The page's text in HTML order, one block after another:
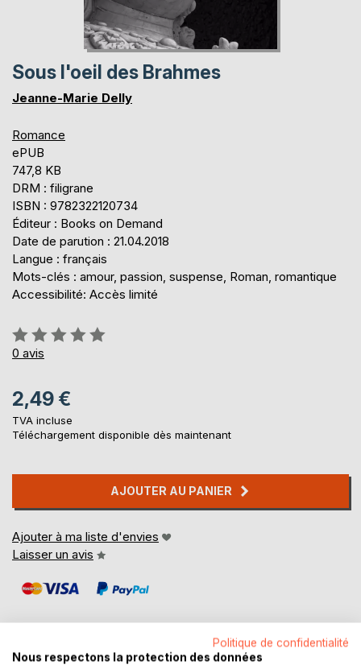
Sous l'oeil des Brahmes
Jeanne-Marie Delly
Romance
ePUB
747,8 KB
DRM : filigrane
ISBN : 9782322120734
Éditeur : Books on Demand
Date de parution : 21.04.2018
Langue : français
Mots-clés : amour, passion, suspense, Roman, romantique
Accessibilité: Accès limité
Évaluation:
0%
0 avis
2,49 €
TVA incluse
Téléchargement disponible dès maintenant
AJOUTER AU PANIER
Ajouter à ma liste d'envies
Laisser un avis
Politique de confidentialité
Nous respectons la protection des données